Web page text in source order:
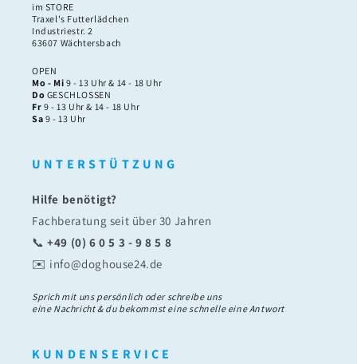
im STORE
Traxel's Futterlädchen
Industriestr. 2
63607 Wächtersbach
OPEN
Mo - Mi 9 - 13 Uhr & 14 - 18 Uhr
Do GESCHLOSSEN
Fr 9 - 13 Uhr & 14 - 18 Uhr
Sa 9 - 13 Uhr
U N T E R S T Ü T Z U N G
Hilfe benötigt?
Fachberatung seit über 30 Jahren
📞+49 (0) 6 0 5 3 - 9 8 5 8
✉️ info@doghouse24.de
Sprich mit uns persönlich oder schreibe uns
eine Nachricht & du bekommst eine schnelle eine Antwort
K U N D E N S E R V I C E